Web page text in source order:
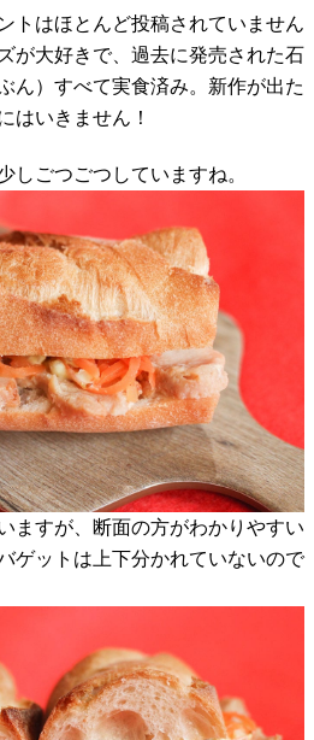
トはほとんど投稿されていません
が大好きで、過去に発売された石
ん）すべて実食済み。新作が出た
はいきません！
しごつごつしていますね。
ますが、断面の方がわかりやすい
ゲットは上下分かれていないので